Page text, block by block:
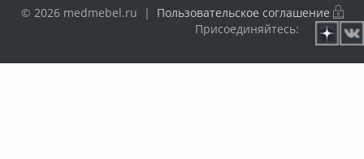
© 2026 medmebel.ru | Пользовательское соглашение
Присоединяйтесь: